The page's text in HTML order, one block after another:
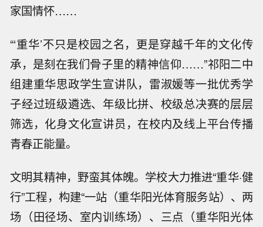
家国情怀……
“‘重华’不只是校园之名，更是穿越千年的文化传
承，是刻在我们骨子里的精神信仰……”祁阳二中
组建重华思政学生宣讲队，雷淑媛等一批优秀学
子经过班级遴选、年级比拼、校级总决赛的层层
筛选，化身文化宣讲员，在校内及线上平台传播
青春正能量。
文明其精神，野蛮其体魄。学校大力推进“重华·健
行”工程，构建“一站（重华阳光体育服务站）、两
场（田径场、室内训练场）、三点（重华阳光体